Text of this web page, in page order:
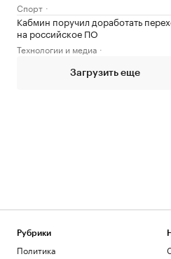
Спорт
Кабмин поручил доработать
на российское ПО
Технологии и медиа
Загрузить еще
Рубрики
Политика